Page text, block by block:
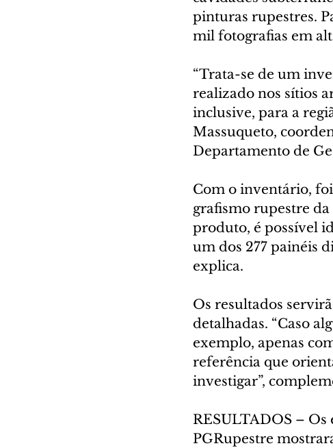
pinturas rupestres.
mil fotografias em
“Trata-se de um
realizado nos sítios
inclusive, para a
Massuqueto,
Departamento de
Com o inventário,
grafismo rupestre da
produto, é possível
um dos 277 painéis
explica.
Os resultados
detalhadas. “Caso
exemplo, apenas
referência que
investigar”,
RESULTADOS – Os
PGRupestre